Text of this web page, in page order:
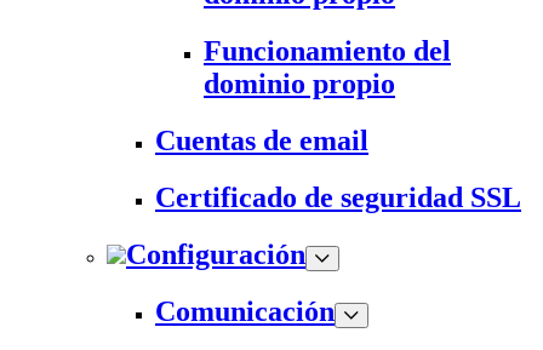
Funcionamiento del
dominio propio
Cuentas de email
Certificado de seguridad SSL
Configuración
Comunicación